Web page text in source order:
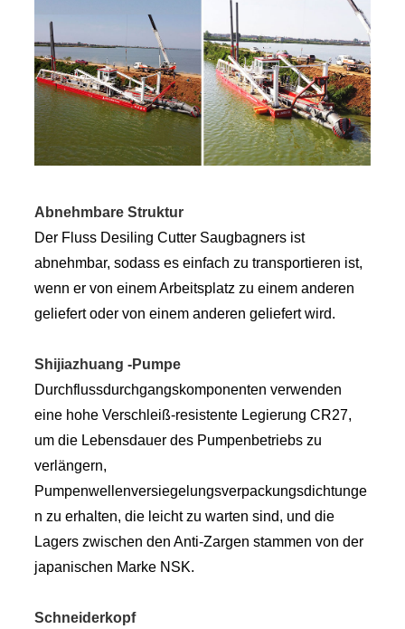
Abnehmbare Struktur
Der Fluss Desiling Cutter Saugbagners ist
abnehmbar, sodass es einfach zu transportieren ist,
wenn er von einem Arbeitsplatz zu einem anderen
geliefert oder von einem anderen geliefert wird.
Shijiazhuang -Pumpe
Durchflussdurchgangskomponenten verwenden
eine hohe Verschleiß-resistente Legierung CR27,
um die Lebensdauer des Pumpenbetriebs zu
verlängern,
Pumpenwellenversiegelungsverpackungsdichtunge
n zu erhalten, die leicht zu warten sind, und die
Lagers zwischen den Anti-Zargen stammen von der
japanischen Marke NSK.
Schneiderkopf